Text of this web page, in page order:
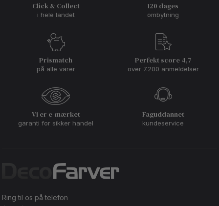
Click & Collect
i hele landet
120 dages
ombytning
Prismatch
på alle varer
Perfekt score 4,7
over 7.200 anmeldelser
Vi er e-mærket
garanti for sikker handel
Faguddannet
kundeservice
Ring til os på telefon